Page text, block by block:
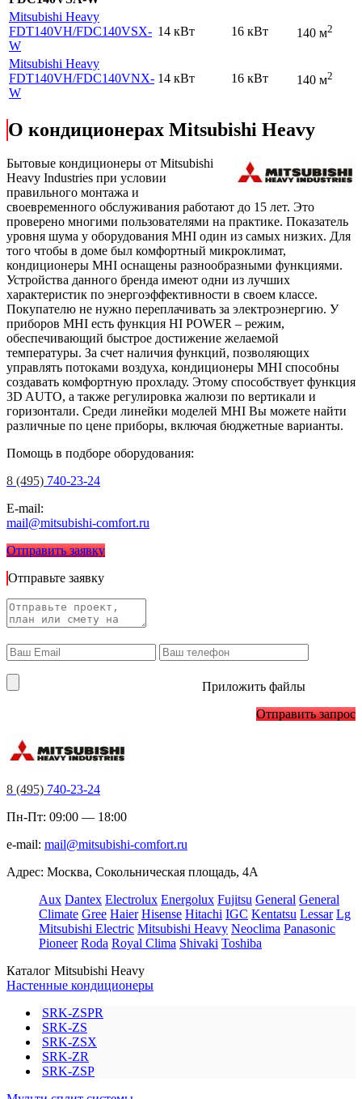
Mitsubishi Heavy
FDT140VH/FDC140VSX-
W
14 кВт 16 кВт 140 м2
Mitsubishi Heavy
FDT140VH/FDC140VNX-
W
14 кВт 16 кВт 140 м2
О кондиционерах Mitsubishi Heavy
Бытовые кондиционеры от Mitsubishi
Heavy Industries при условии
правильного монтажа и
своевременного обслуживания работают до 15 лет. Это
проверено многими пользователями на практике. Показатель
уровня шума у оборудования MHI один из самых низких. Для
того чтобы в доме был комфортный микроклимат,
кондиционеры MHI оснащены разнообразными функциями.
Устройства данного бренда имеют одни из лучших
характеристик по энергоэффективности в своем классе.
Покупателю не нужно переплачивать за электроэнергию. У
приборов MHI есть функция HI POWER – режим,
обеспечивающий быстрое достижение желаемой
температуры. За счет наличия функций, позволяющих
управлять потоками воздуха, кондиционеры MHI способны
создавать комфортную прохладу. Этому способствует функция
3D AUTO, а также регулировка жалюзи по вертикали и
горизонтали. Среди линейки моделей MHI Вы можете найти
различные по цене приборы, включая бюджетные варианты.
Помощь в подборе оборудования:
8 (495) 740-23-24
E-mail:
mail@mitsubishi-comfort.ru
Отправить заявку
Отправьте заявку
Приложить файлы
Отправить запрос
8 (495) 740-23-24
Пн-Пт: 09:00 — 18:00
e-mail: mail@mitsubishi-comfort.ru
Адрес: Москва, Сокольническая площадь, 4А
Aux Dantex Electrolux Energolux Fujitsu General General
Climate Gree Haier Hisense Hitachi IGC Kentatsu Lessar Lg
Mitsubishi Electric Mitsubishi Heavy Neoclima Panasonic
Pioneer Roda Royal Clima Shivaki Toshiba
Каталог Mitsubishi Heavy
Настенные кондиционеры
SRK-ZSPR
SRK-ZS
SRK-ZSX
SRK-ZR
SRK-ZSP